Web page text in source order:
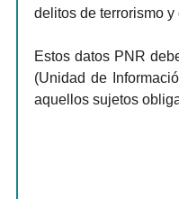
delitos de terrorismo
Estos datos PNR
(Unidad de
aquellos sujetos